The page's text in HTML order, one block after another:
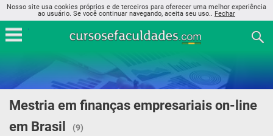
Nosso site usa cookies próprios e de terceiros para oferecer uma melhor experiência
ao usuário. Se você continuar navegando, aceita seu uso.. Fechar
Mestria em finanças empresariais on-line
em Brasil
(9)